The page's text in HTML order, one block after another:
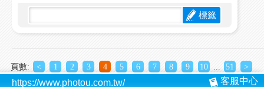
標籤
頁數: < 1 2 3 4 5 6 7 8 9 10 51 >
https://www.photou.com.tw/ 客服中心